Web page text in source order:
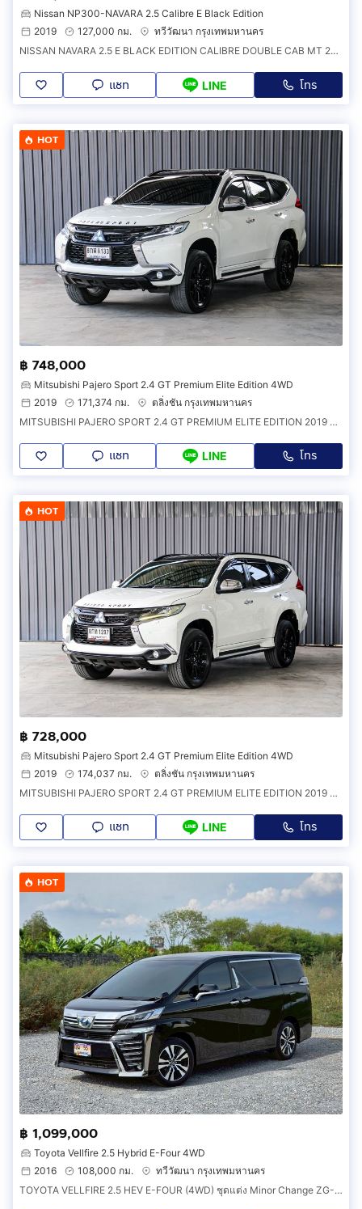
Nissan NP300-NAVARA 2.5 Calibre E Black Edition
2019
127,000 กม.
ทวีวัฒนา กรุงเทพมหานคร
NISSAN NAVARA 2.5 E BLACK EDITION CALIBRE DOUBLE CAB MT 2019 ออกรถ 0 บาท รหัส 6B779
แชท LINE โทร
HOT
฿ 748,000
Mitsubishi Pajero Sport 2.4 GT Premium Elite Edition 4WD
2019
171,374 กม.
ตลิ่งชัน กรุงเทพมหานคร
MITSUBISHI PAJERO SPORT 2.4 GT PREMIUM ELITE EDITION 2019 ตัวท็อปสุด 4WD ออฟชั่นจัดเต็ม ช่วงล่างแน่นๆ เครื่องเกียร์ดี แอร์เย็นฉ่ำ สภาพนาง
แชท LINE โทร
HOT
฿ 728,000
Mitsubishi Pajero Sport 2.4 GT Premium Elite Edition 4WD
2019
174,037 กม.
ตลิ่งชัน กรุงเทพมหานคร
MITSUBISHI PAJERO SPORT 2.4 GT PREMIUM ELITE EDITION 2019 8กท-1297 สวยทุกจุดรถบ้านแท้ๆ รถครอบครัว 7 ที่นั่ง ตัวท็อปสุด 4WD ออฟชั่นจัดเต็ม
แชท LINE โทร
HOT
฿ 1,099,000
Toyota Vellfire 2.5 Hybrid E-Four 4WD
2016
108,000 กม.
ทวีวัฒนา กรุงเทพมหานคร
TOYOTA VELLFIRE 2.5 HEV E-FOUR (4WD) ชุดแต่ง Minor Change ZG-Edition ปี 2016 เปลี่ยนแบตไฮบริดแล้ว